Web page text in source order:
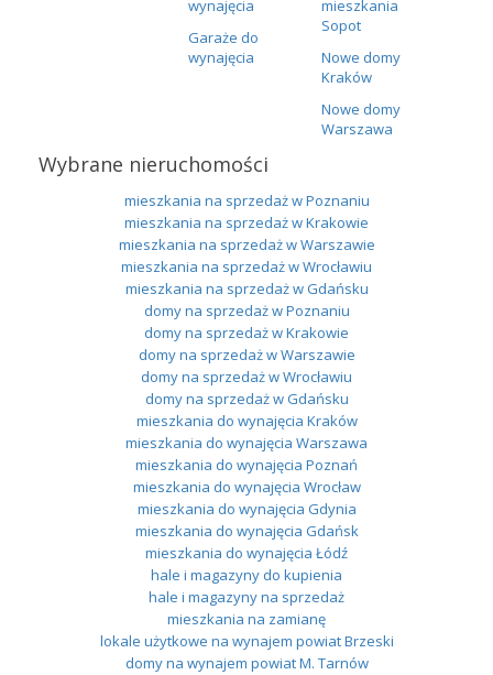
wynajęcia
Garaże do
wynajęcia
mieszkania
Sopot
Nowe domy
Kraków
Nowe domy
Warszawa
Wybrane nieruchomości
mieszkania na sprzedaż w Poznaniu
mieszkania na sprzedaż w Krakowie
mieszkania na sprzedaż w Warszawie
mieszkania na sprzedaż w Wrocławiu
mieszkania na sprzedaż w Gdańsku
domy na sprzedaż w Poznaniu
domy na sprzedaż w Krakowie
domy na sprzedaż w Warszawie
domy na sprzedaż w Wrocławiu
domy na sprzedaż w Gdańsku
mieszkania do wynajęcia Kraków
mieszkania do wynajęcia Warszawa
mieszkania do wynajęcia Poznań
mieszkania do wynajęcia Wrocław
mieszkania do wynajęcia Gdynia
mieszkania do wynajęcia Gdańsk
mieszkania do wynajęcia Łódź
hale i magazyny do kupienia
hale i magazyny na sprzedaż
mieszkania na zamianę
lokale użytkowe na wynajem powiat Brzeski
domy na wynajem powiat M. Tarnów